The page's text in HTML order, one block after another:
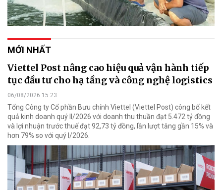
MỚI NHẤT
Viettel Post nâng cao hiệu quả vận hành tiếp
tục đầu tư cho hạ tầng và công nghệ logistics
06/08/2026 15:23
Tổng Công ty Cổ phần Bưu chính Viettel (Viettel Post) công bố kết
quả kinh doanh quý II/2026 với doanh thu thuần đạt 5.472 tỷ đồng
và lợi nhuận trước thuế đạt 92,73 tỷ đồng, lần lượt tăng gần 15% và
hơn 79% so với quý I/2026.